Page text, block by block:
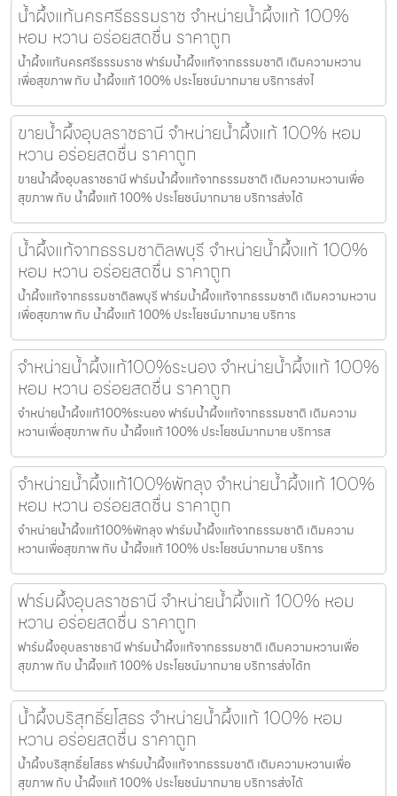
น้ำผึ้งแท้นครศรีธรรมราช จำหน่ายน้ำผึ้งแท้ 100%
หอม หวาน อร่อยสดชื่น ราคาถูก
น้ำผึ้งแท้นครศรีธรรมราช ฟาร์มน้ำผึ้งแท้จากธรรมชาติ เติมความหวาน
เพื่อสุขภาพ กับ น้ำผึ้งแท้ 100% ประโยชน์มากมาย บริการส่งไ
ขายน้ำผึ้งอุบลราชธานี จำหน่ายน้ำผึ้งแท้ 100% หอม
หวาน อร่อยสดชื่น ราคาถูก
ขายน้ำผึ้งอุบลราชธานี ฟาร์มน้ำผึ้งแท้จากธรรมชาติ เติมความหวานเพื่อ
สุขภาพ กับ น้ำผึ้งแท้ 100% ประโยชน์มากมาย บริการส่งได้
น้ำผึ้งแท้จากธรรมชาติลพบุรี จำหน่ายน้ำผึ้งแท้ 100%
หอม หวาน อร่อยสดชื่น ราคาถูก
น้ำผึ้งแท้จากธรรมชาติลพบุรี ฟาร์มน้ำผึ้งแท้จากธรรมชาติ เติมความหวาน
เพื่อสุขภาพ กับ น้ำผึ้งแท้ 100% ประโยชน์มากมาย บริการ
จำหน่ายน้ำผึ้งแท้100%ระนอง จำหน่ายน้ำผึ้งแท้ 100%
หอม หวาน อร่อยสดชื่น ราคาถูก
จำหน่ายน้ำผึ้งแท้100%ระนอง ฟาร์มน้ำผึ้งแท้จากธรรมชาติ เติมความ
หวานเพื่อสุขภาพ กับ น้ำผึ้งแท้ 100% ประโยชน์มากมาย บริการส
จำหน่ายน้ำผึ้งแท้100%พัทลุง จำหน่ายน้ำผึ้งแท้ 100%
หอม หวาน อร่อยสดชื่น ราคาถูก
จำหน่ายน้ำผึ้งแท้100%พัทลุง ฟาร์มน้ำผึ้งแท้จากธรรมชาติ เติมความ
หวานเพื่อสุขภาพ กับ น้ำผึ้งแท้ 100% ประโยชน์มากมาย บริการ
ฟาร์มผึ้งอุบลราชธานี จำหน่ายน้ำผึ้งแท้ 100% หอม
หวาน อร่อยสดชื่น ราคาถูก
ฟาร์มผึ้งอุบลราชธานี ฟาร์มน้ำผึ้งแท้จากธรรมชาติ เติมความหวานเพื่อ
สุขภาพ กับ น้ำผึ้งแท้ 100% ประโยชน์มากมาย บริการส่งได้ท
น้ำผึ้งบริสุทธิ์ยโสธร จำหน่ายน้ำผึ้งแท้ 100% หอม
หวาน อร่อยสดชื่น ราคาถูก
น้ำผึ้งบริสุทธิ์ยโสธร ฟาร์มน้ำผึ้งแท้จากธรรมชาติ เติมความหวานเพื่อ
สุขภาพ กับ น้ำผึ้งแท้ 100% ประโยชน์มากมาย บริการส่งได้